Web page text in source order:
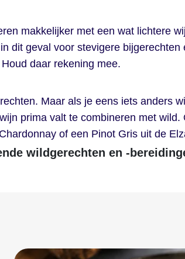
makkelijker met een wat lichtere
dit geval voor stevigere
daar rekening mee.
Maar als je eens iets anders
prima valt te combineren met wild.
of een Pinot Gris uit de
wildgerechten en -